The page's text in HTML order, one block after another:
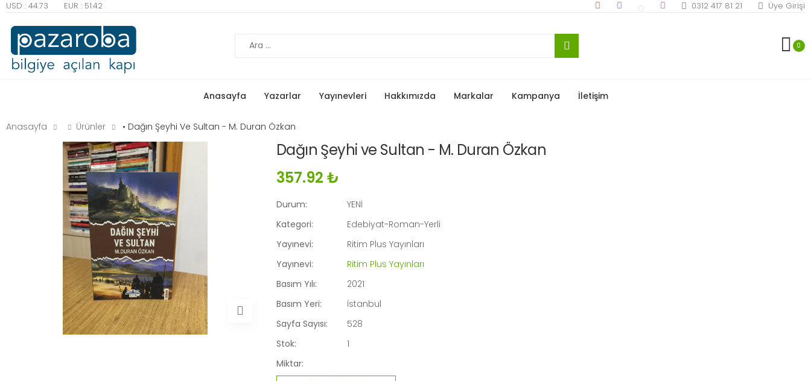
USD : 44.73 EUR : 51.42 0312 417 81 21 Üye Girişi
0
Anasayfa Yazarlar Yayınevleri Hakkımızda Markalar Kampanya İletişim
Anasayfa Ürünler • Dağın Şeyhi Ve Sultan - M. Duran Özkan
Dağın Şeyhi ve Sultan - M. Duran Özkan
357.92 ₺
Durum:
YENİ
Kategori:
Edebiyat-Roman-Yerli
Yayınevi:
Ritim Plus Yayınları
Yayınevi:
Ritim Plus Yayınları
Basım Yılı:
2021
Basım Yeri:
İstanbul
Sayfa Sayısı:
528
Stok:
1
Miktar: